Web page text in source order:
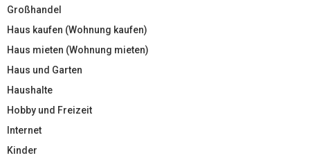
Großhandel
Haus kaufen (Wohnung kaufen)
Haus mieten (Wohnung mieten)
Haus und Garten
Haushalte
Hobby und Freizeit
Internet
Kinder